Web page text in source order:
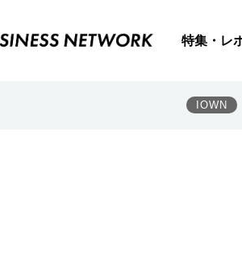
特集・レ
IOWN